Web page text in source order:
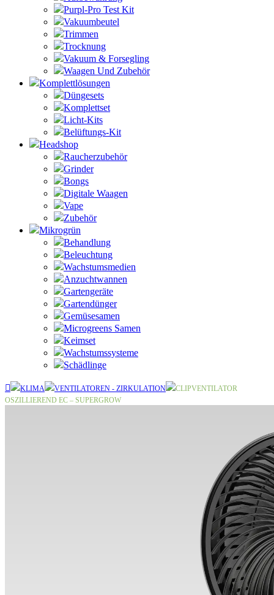
Purpl-Pro Test Kit
Vakuumbeutel
Trimmen
Trocknung
Vakuum & Forsegling
Waagen Und Zubehör
Komplettlösungen
Düngesets
Komplettset
Licht-Kits
Belüftungs-Kit
Headshop
Raucherzubehör
Grinder
Bongs
Digitale Waagen
Vape
Zubehör
Mikrogrün
Behandlung
Beleuchtung
Wachstumsmedien
Anzuchtwannen
Gartengeräte
Gartendünger
Gemüsesamen
Microgreens Samen
Keimset
Wachstumssysteme
Schädlinge
KLIMA VENTILATOREN - ZIRKULATION
CLIPVENTILATOR
OSZILLIEREND EC – SUPERGROW